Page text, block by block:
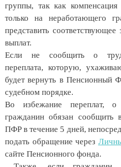
группы, так как
только на неработающего
представить
выплат.
Если не сообщить о
переплата, которую,
будет вернуть в Пенсионный
судебном порядке.
Во избежание переплат, о
гражданин обязан сообщить
ПФР в течение 5 дней,
подать обращение через
сайте Пенсионного фонда.